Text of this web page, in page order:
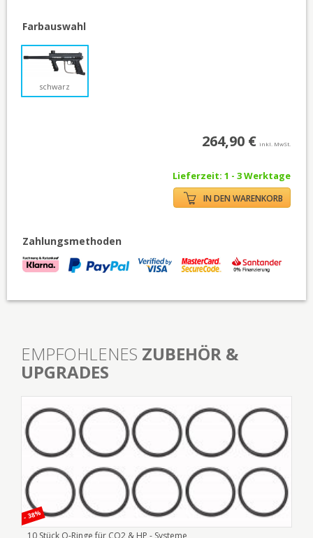
Farbauswahl
schwarz
264,90 € inkl. MwSt.
Lieferzeit: 1 - 3 Werktage
IN DEN WARENKORB
Zahlungsmethoden
EMPFOHLENES ZUBEHÖR &
UPGRADES
- 38%
10 Stück O-Ringe für CO2 & HP - Systeme